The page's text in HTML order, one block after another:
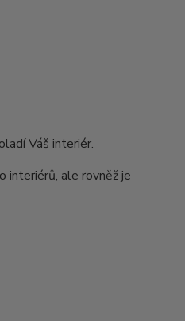
Váš interiér.
interiérů, ale rovněž je